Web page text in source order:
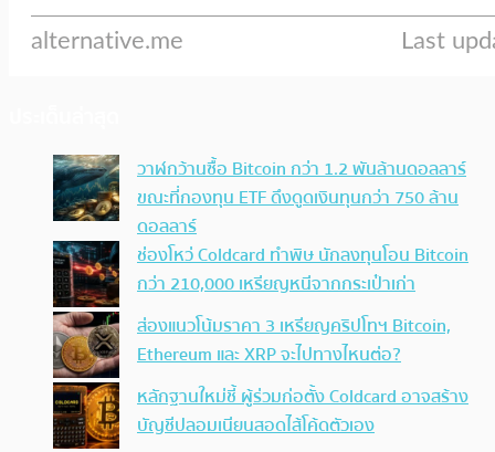
วาฬกว้านซื้อ Bitcoin กว่า 1.2 พันล้านดอลลาร์
ขณะที่กองทุน ETF ดึงดูดเงินทุนกว่า 750 ล้าน
ดอลลาร์
ช่องโหว่ Coldcard ทำพิษ นักลงทุนโอน Bitcoin
กว่า 210,000 เหรียญหนีจากกระเป๋าเก่า
ส่องแนวโน้มราคา 3 เหรียญคริปโทฯ Bitcoin,
Ethereum และ XRP จะไปทางไหนต่อ?
หลักฐานใหม่ชี้ ผู้ร่วมก่อตั้ง Coldcard อาจสร้าง
บัญชีปลอมเนียนสอดไส้โค้ดตัวเอง